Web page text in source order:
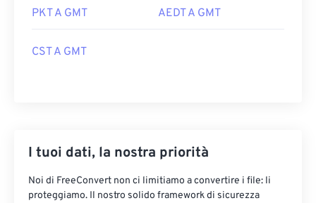
PKT A GMT AEDT A GMT
CST A GMT
I tuoi dati, la nostra priorità
Noi di FreeConvert non ci limitiamo a convertire i file: li
proteggiamo. Il nostro solido framework di sicurezza